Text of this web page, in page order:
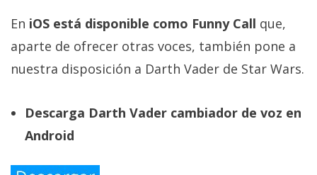
En iOS está disponible como Funny Call que,
aparte de ofrecer otras voces, también pone a
nuestra disposición a Darth Vader de Star Wars.
Descarga Darth Vader cambiador de voz en
Android